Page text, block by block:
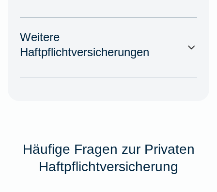
Weitere
Haftpflichtversicherungen
Häufige Fragen zur Privaten
Haftpflichtversicherung